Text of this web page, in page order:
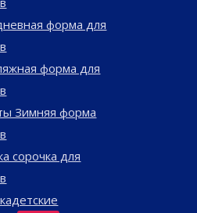
форма для
форма для
Зимняя форма
сорочка для